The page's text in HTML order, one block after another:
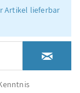
Artikel lieferbar